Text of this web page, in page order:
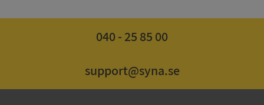
040 - 25 85 00
support@syna.se